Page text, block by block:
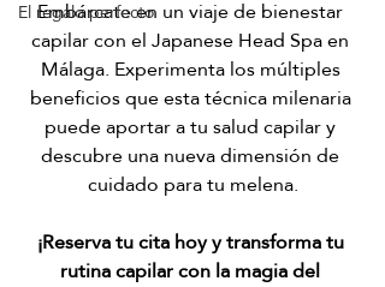
El regalo perfecto
Embárcate en un viaje de bienestar
capilar con el Japanese Head Spa en
Málaga. Experimenta los múltiples
beneficios que esta técnica milenaria
puede aportar a tu salud capilar y
descubre una nueva dimensión de
cuidado para tu melena.
¡Reserva tu cita hoy y transforma tu
rutina capilar con la magia del